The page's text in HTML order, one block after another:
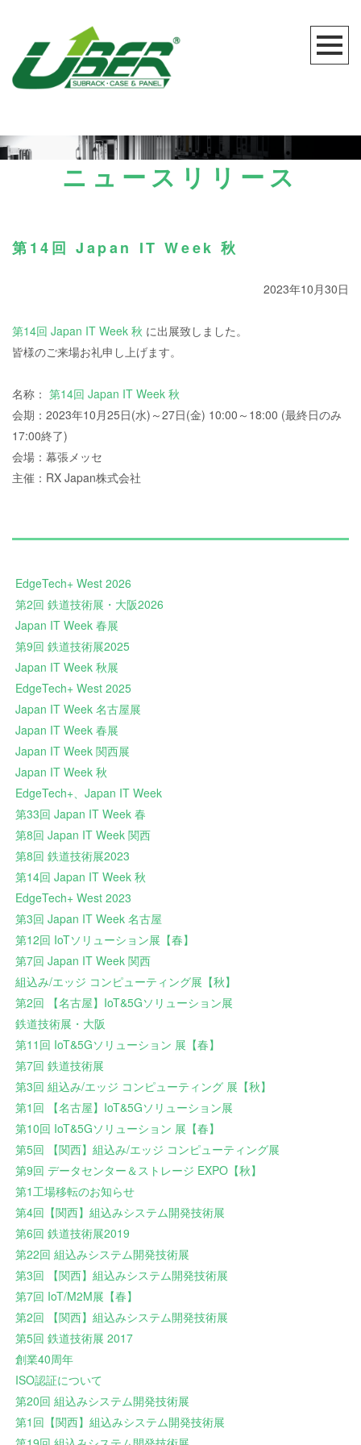
ニュースリリース
第14回 Japan IT Week 秋
2023年10月30日
第14回 Japan IT Week 秋 に出展致しました。
皆様のご来場お礼申し上げます。
名称： 第14回 Japan IT Week 秋
会期：2023年10月25日(水)～27日(金) 10:00～18:00 (最終日のみ
17:00終了)
会場：幕張メッセ
主催：RX Japan株式会社
EdgeTech+ West 2026
第2回 鉄道技術展・大阪2026
Japan IT Week 春展
第9回 鉄道技術展2025
Japan IT Week 秋展
EdgeTech+ West 2025
Japan IT Week 名古屋展
Japan IT Week 春展
Japan IT Week 関西展
Japan IT Week 秋
EdgeTech+、Japan IT Week
第33回 Japan IT Week 春
第8回 Japan IT Week 関西
第8回 鉄道技術展2023
第14回 Japan IT Week 秋
EdgeTech+ West 2023
第3回 Japan IT Week 名古屋
第12回 IoTソリューション展【春】
第7回 Japan IT Week 関西
組込み/エッジ コンピューティング展【秋】
第2回 【名古屋】IoT&5Gソリューション展
鉄道技術展・大阪
第11回 IoT&5Gソリューション 展【春】
第7回 鉄道技術展
第3回 組込み/エッジ コンピューティング 展【秋】
第1回 【名古屋】IoT&5Gソリューション展
第10回 IoT&5Gソリューション 展【春】
第5回 【関西】組込み/エッジ コンピューティング展
第9回 データセンター＆ストレージ EXPO【秋】
第1工場移転のお知らせ
第4回【関西】組込みシステム開発技術展
第6回 鉄道技術展2019
第22回 組込みシステム開発技術展
第3回 【関西】組込みシステム開発技術展
第7回 IoT/M2M展【春】
第2回 【関西】組込みシステム開発技術展
第5回 鉄道技術展 2017
創業40周年
ISO認証について
第20回 組込みシステム開発技術展
第1回【関西】組込みシステム開発技術展